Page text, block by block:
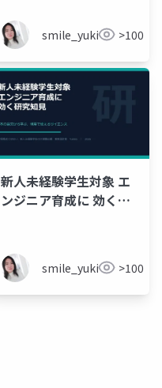
smile_yukiko_it>100
新人未経験学生対象 エ
ンジニア育成に 効く研
smile_yukiko_it>100